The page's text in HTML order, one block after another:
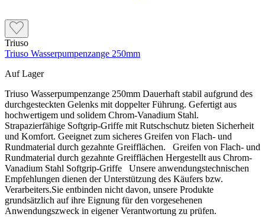
Triuso
Triuso Wasserpumpenzange 250mm
Auf Lager
Triuso Wasserpumpenzange 250mm Dauerhaft stabil aufgrund des
durchgesteckten Gelenks mit doppelter Führung. Gefertigt aus
hochwertigem und solidem Chrom-Vanadium Stahl.
Strapazierfähige Softgrip-Griffe mit Rutschschutz bieten Sicherheit
und Komfort. Geeignet zum sicheres Greifen von Flach- und
Rundmaterial durch gezahnte Greifflächen. Greifen von Flach- und
Rundmaterial durch gezahnte Greifflächen Hergestellt aus Chrom-
Vanadium Stahl Softgrip-Griffe Unsere anwendungstechnischen
Empfehlungen dienen der Unterstützung des Käufers bzw.
Verarbeiters.Sie entbinden nicht davon, unsere Produkte
grundsätzlich auf ihre Eignung für den vorgesehenen
Anwendungszweck in eigener Verantwortung zu prüfen.